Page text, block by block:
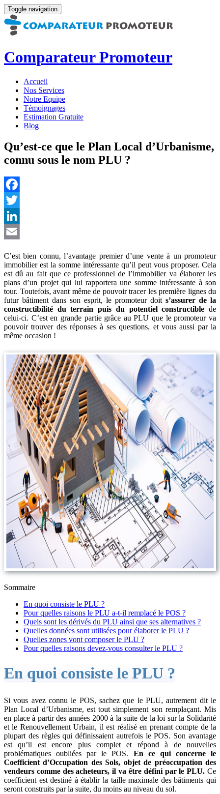
Toggle navigation
Comparateur Promoteur
Accueil
Nos Services
Notre Equipe
Témoignages
Estimation Gratuite
Blog
Qu’est-ce que le Plan Local d’Urbanisme,
connu sous le nom PLU ?
Facebook
Twitter
LinkedIn
C’est bien connu, l’avantage premier d’une vente à un promoteur
immobilier est la somme intéressante qu’il peut vous proposer. Cela
est dû au fait que ce professionnel de l’immobilier va élaborer les
plans d’un projet qui lui rapportera une somme intéressante à son
tour. Toutefois, avant même de pouvoir tracer les première lignes du
futur bâtiment dans son esprit, le promoteur doit s’assurer de la
constructibilité du terrain puis du potentiel constructible de
celui-ci. C’est en grande partie grâce au PLU que le promoteur va
pouvoir trouver des réponses à ses questions, et vous aussi par la
même occasion !
Sommaire
En quoi consiste le PLU ?
Pour quelles raisons le PLU a-t-il remplacé le POS ?
Quels sont les dérivés du PLU ainsi que ses alternatives ?
Quelles données sont utilisées pour élaborer le PLU ?
Quelles zones vont composer le PLU ?
Pour quelles raisons devez-vous consulter le PLU ?
En quoi consiste le PLU ?
Si vous avez connu le POS, sachez que le PLU, autrement dit le
Plan Local d’Urbanisme, est tout simplement son remplaçant. Mis
en place à partir des années 2000 à la suite de la loi sur la Solidarité
et le Renouvellement Urbain, il est réalisé en prenant compte de la
plupart des règles qui définissaient autrefois le POS. Son avantage
est qu’il est encore plus complet et répond à de nouvelles
problématiques oubliées par le POS. En ce qui concerne le
Coefficient d’Occupation des Sols, objet de préoccupation des
vendeurs comme des acheteurs, il va être défini par le PLU. Ce
coefficient est destiné à établir la taille maximale des bâtiments qui
seront construits par la suite, du moins au niveau du sol.